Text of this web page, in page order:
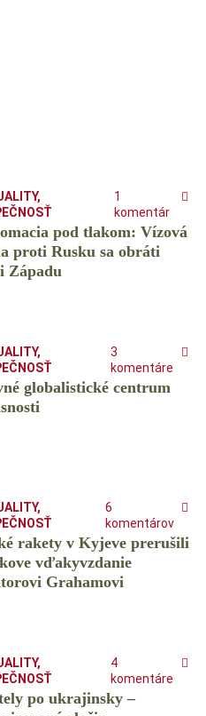
,
1
komentár
pod tlakom: Vízová
proti Rusku sa obráti
Západu
,
3
komentáre
globalistické centrum
,
6
komentárov
rakety v Kyjeve prerušili
vďakyvzdanie
Grahamovi
,
4
komentáre
po ukrajinsky –